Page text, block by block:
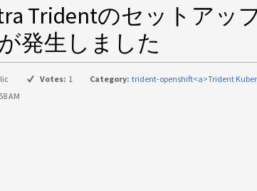
Tridentのセットアッ
発生しました
Votes: 1 Category: trident-openshift<a>Trident
AM